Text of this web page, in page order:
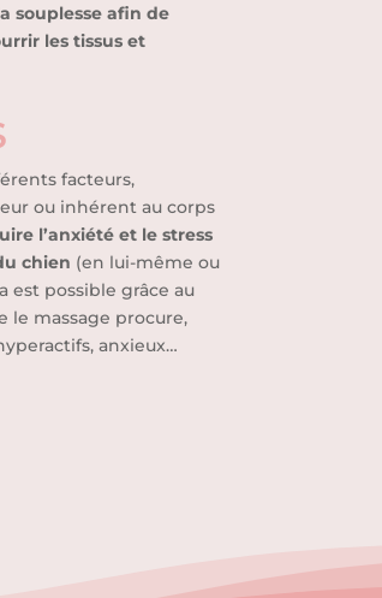
souplesse afin de
les tissus et
facteurs,
ou inhérent au corps
l’anxiété et le stress
chien (en lui-même ou
est possible grâce au
le massage procure,
anxieux…